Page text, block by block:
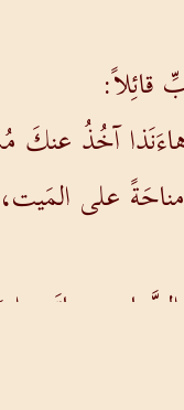
قائِلاً:
آخُذُ
مناحَةً على
وماتَتِ